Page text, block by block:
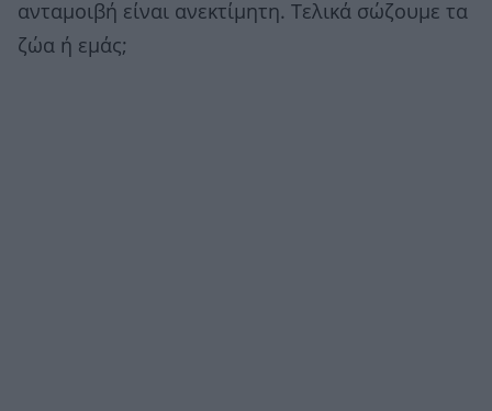
ανταμοιβή είναι ανεκτίμητη. Τελικά σώζουμε τα
ζώα ή εμάς;